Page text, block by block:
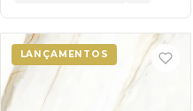
LANÇAMENTOS